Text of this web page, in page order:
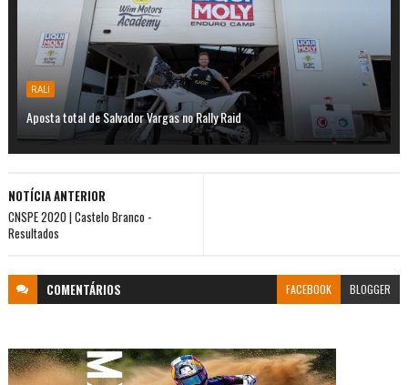
RALI
Aposta total de Salvador Vargas no Rally Raid
NOTÍCIA ANTERIOR
CNSPE 2020 | Castelo Branco -
Resultados
COMENTÁRIOS FACEBOOK BLOGGER